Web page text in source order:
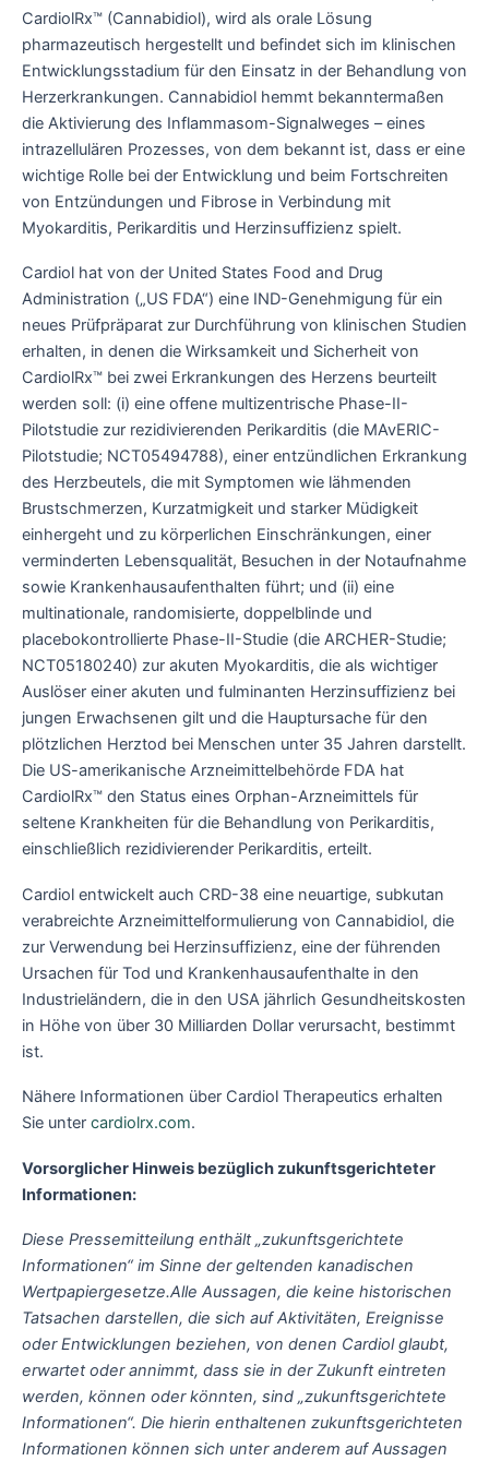
CardiolRx™ (Cannabidiol), wird als orale Lösung
pharmazeutisch hergestellt und befindet sich im klinischen
Entwicklungsstadium für den Einsatz in der Behandlung von
Herzerkrankungen. Cannabidiol hemmt bekanntermaßen
die Aktivierung des Inflammasom-Signalweges – eines
intrazellulären Prozesses, von dem bekannt ist, dass er eine
wichtige Rolle bei der Entwicklung und beim Fortschreiten
von Entzündungen und Fibrose in Verbindung mit
Myokarditis, Perikarditis und Herzinsuffizienz spielt.
Cardiol hat von der United States Food and Drug
Administration („US FDA“) eine IND-Genehmigung für ein
neues Prüfpräparat zur Durchführung von klinischen Studien
erhalten, in denen die Wirksamkeit und Sicherheit von
CardiolRx™ bei zwei Erkrankungen des Herzens beurteilt
werden soll: (i) eine offene multizentrische Phase-II-
Pilotstudie zur rezidivierenden Perikarditis (die MAvERIC-
Pilotstudie; NCT05494788), einer entzündlichen Erkrankung
des Herzbeutels, die mit Symptomen wie lähmenden
Brustschmerzen, Kurzatmigkeit und starker Müdigkeit
einhergeht und zu körperlichen Einschränkungen, einer
verminderten Lebensqualität, Besuchen in der Notaufnahme
sowie Krankenhausaufenthalten führt; und (ii) eine
multinationale, randomisierte, doppelblinde und
placebokontrollierte Phase-II-Studie (die ARCHER-Studie;
NCT05180240) zur akuten Myokarditis, die als wichtiger
Auslöser einer akuten und fulminanten Herzinsuffizienz bei
jungen Erwachsenen gilt und die Hauptursache für den
plötzlichen Herztod bei Menschen unter 35 Jahren darstellt.
Die US-amerikanische Arzneimittelbehörde FDA hat
CardiolRx™ den Status eines Orphan-Arzneimittels für
seltene Krankheiten für die Behandlung von Perikarditis,
einschließlich rezidivierender Perikarditis, erteilt.
Cardiol entwickelt auch CRD-38 eine neuartige, subkutan
verabreichte Arzneimittelformulierung von Cannabidiol, die
zur Verwendung bei Herzinsuffizienz, eine der führenden
Ursachen für Tod und Krankenhausaufenthalte in den
Industrieländern, die in den USA jährlich Gesundheitskosten
in Höhe von über 30 Milliarden Dollar verursacht, bestimmt
ist.
Nähere Informationen über Cardiol Therapeutics erhalten
Sie unter cardiolrx.com.
Vorsorglicher Hinweis bezüglich zukunftsgerichteter
Informationen:
Diese Pressemitteilung enthält „zukunftsgerichtete
Informationen“ im Sinne der geltenden kanadischen
Wertpapiergesetze.Alle Aussagen, die keine historischen
Tatsachen darstellen, die sich auf Aktivitäten, Ereignisse
oder Entwicklungen beziehen, von denen Cardiol glaubt,
erwartet oder annimmt, dass sie in der Zukunft eintreten
werden, können oder könnten, sind „zukunftsgerichtete
Informationen“. Die hierin enthaltenen zukunftsgerichteten
Informationen können sich unter anderem auf Aussagen